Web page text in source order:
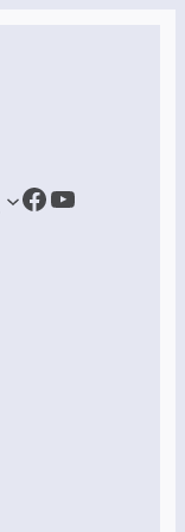
Facebook
YouTube